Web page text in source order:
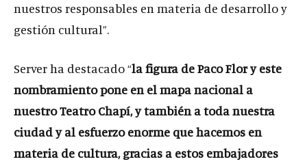
nuestros responsables en materia de desarrollo y
gestión cultural”.
Server ha destacado “la figura de Paco Flor y este
nombramiento pone en el mapa nacional a
nuestro Teatro Chapí, y también a toda nuestra
ciudad y al esfuerzo enorme que hacemos en
materia de cultura, gracias a estos embajadores